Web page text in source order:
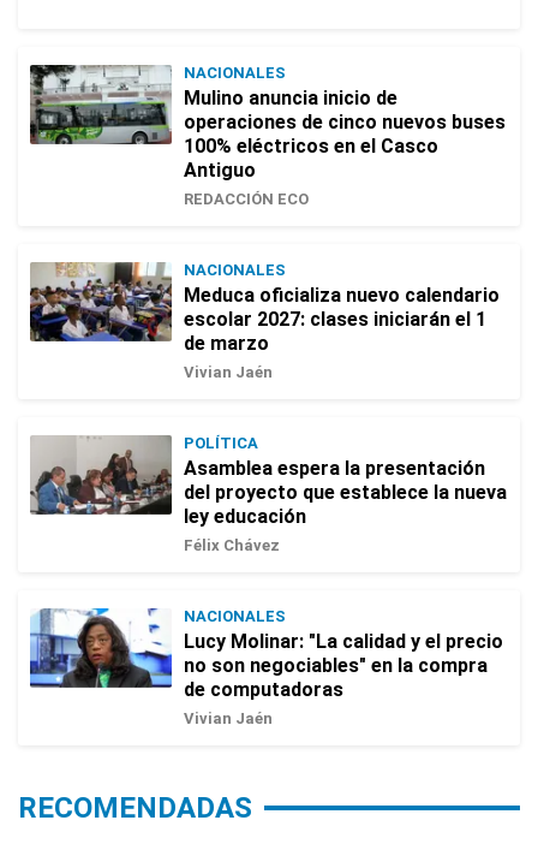
NACIONALES
Mulino anuncia inicio de
operaciones de cinco nuevos buses
100% eléctricos en el Casco
Antiguo
REDACCIÓN ECO
NACIONALES
Meduca oficializa nuevo calendario
escolar 2027: clases iniciarán el 1
de marzo
Vivian Jaén
POLÍTICA
Asamblea espera la presentación
del proyecto que establece la nueva
ley educación
Félix Chávez
NACIONALES
Lucy Molinar: "La calidad y el precio
no son negociables" en la compra
de computadoras
Vivian Jaén
RECOMENDADAS